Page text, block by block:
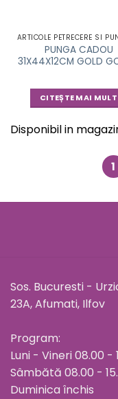
PUNGA CADOU
31X44X12CM GOLD
CITEȘTE MAI MULT
Disponibil in
1
Sos. Bucuresti -
23A, Afumati, Ilfov
Program:
Luni - Vineri 08.00 -
Sâmbătă 08.00 -
Duminica închis